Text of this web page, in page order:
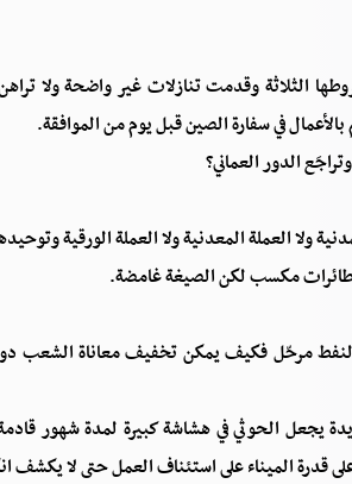
الثلاثة وقدمت تنازلات غير واضحة ولا
في سفارة الصين قبل يوم من الموافقة.
الدور العماني؟
ولا العملة المعدنية ولا العملة الورقية
مكسب لكن الصيغة غامضة.
مرحّل فكيف يمكن تخفيف معاناة الشعب
يجعل الحوثي في هشاشة كبيرة لمدة شهور
قدرة الميناء على استئناف العمل حتى لا يكشف